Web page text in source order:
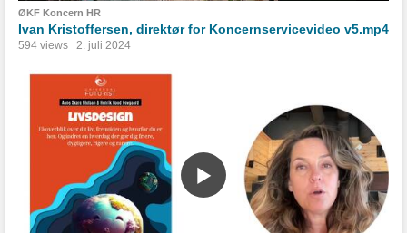
ØKF Koncern HR
Ivan Kristoffersen, direktør for Koncernservicevideo v5.mp4
594 views 2. juli 2024